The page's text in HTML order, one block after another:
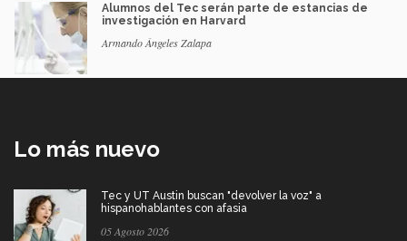
Alumnos del Tec serán parte de estancias de
investigación en Harvard
Armando Ángeles Zalapa
Lo más nuevo
Tec y UT Austin buscan "devolver la voz" a
hispanohablantes con afasia
05 Agosto 2026